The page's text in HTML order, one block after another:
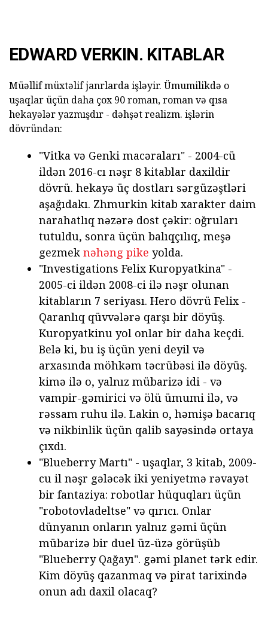
EDWARD VERKIN. KITABLAR
Müəllif müxtəlif janrlarda işləyir. Ümumilikdə o
uşaqlar üçün daha çox 90 roman, roman və qısa
hekayələr yazmışdır - dəhşət realizm. işlərin
dövründən:
"Vitka və Genki macəraları" - 2004-cü
ildən 2016-cı nəşr 8 kitablar daxildir
dövrü. hekayə üç dostları sərgüzəştləri
aşağıdakı. Zhmurkin kitab xarakter daim
narahatlıq nəzərə dost çəkir: oğruları
tutuldu, sonra üçün balıqçılıq, meşə
gezmek nəhəng pike yolda.
"Investigations Felix Kuropyatkina" -
2005-ci ildən 2008-ci ilə nəşr olunan
kitabların 7 seriyası. Hero dövrü Felix -
Qaranlıq qüvvələrə qarşı bir döyüş.
Kuropyatkinu yol onlar bir daha keçdi.
Belə ki, bu iş üçün yeni deyil və
arxasında möhkəm təcrübəsi ilə döyüş.
kimə ilə o, yalnız mübarizə idi - və
vampir-gəmirici və ölü ümumi ilə, və
rəssam ruhu ilə. Lakin o, həmişə bacarıq
və nikbinlik üçün qalib sayəsində ortaya
çıxdı.
"Blueberry Martı" - uşaqlar, 3 kitab, 2009-
cu il nəşr gələcək iki yeniyetmə rəvayət
bir fantaziya: robotlar hüquqları üçün
"robotovladeltse" və qırıcı. Onlar
dünyanın onların yalnız gəmi üçün
mübarizə bir duel üz-üzə görüşüb
"Blueberry Qağayı". gəmi planet tərk edir.
Kim döyüş qazanmaq və pirat tarixində
onun adı daxil olacaq?